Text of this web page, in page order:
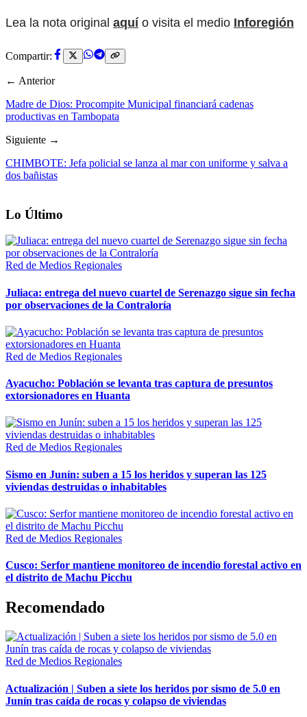
Lea la nota original aquío visita el medio Inforegión
Compartir:
← Anterior
Madre de Dios: Procompite Municipal financiará cadenas
productivas en Tambopata
Siguiente →
CHIMBOTE: Jefa policial se lanza al mar con uniforme y salva a
dos bañistas
Lo Último
Red de Medios Regionales
Juliaca: entrega del nuevo cuartel de Serenazgo sigue sin fecha
por observaciones de la Contraloría
Red de Medios Regionales
Ayacucho: Población se levanta tras captura de presuntos
extorsionadores en Huanta
Red de Medios Regionales
Sismo en Junín: suben a 15 los heridos y superan las 125
viviendas destruidas o inhabitables
Red de Medios Regionales
Cusco: Serfor mantiene monitoreo de incendio forestal activo en
el distrito de Machu Picchu
Recomendado
Red de Medios Regionales
Actualización | Suben a siete los heridos por sismo de 5.0 en
Junín tras caída de rocas y colapso de viviendas